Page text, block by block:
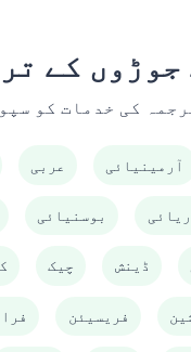
کے
عربی آرمینیائی
بوسنیائی
چیک ڈینش
فریسیئن